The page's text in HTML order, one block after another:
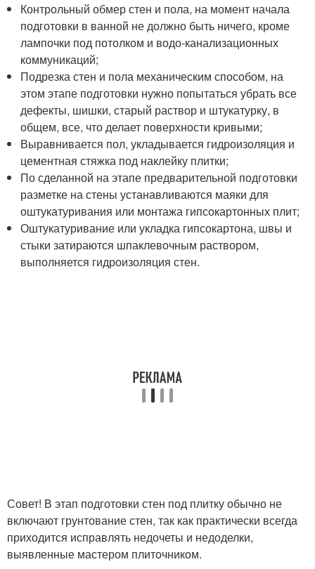
Контрольный обмер стен и пола, на момент начала
подготовки в ванной не должно быть ничего, кроме
лампочки под потолком и водо-канализационных
коммуникаций;
Подрезка стен и пола механическим способом, на
этом этапе подготовки нужно попытаться убрать все
дефекты, шишки, старый раствор и штукатурку, в
общем, все, что делает поверхности кривыми;
Выравнивается пол, укладывается гидроизоляция и
цементная стяжка под наклейку плитки;
По сделанной на этапе предварительной подготовки
разметке на стены устанавливаются маяки для
оштукатуривания или монтажа гипсокартонных плит;
Оштукатуривание или укладка гипсокартона, швы и
стыки затираются шпаклевочным раствором,
выполняется гидроизоляция стен.
Совет! В этап подготовки стен под плитку обычно не
включают грунтование стен, так как практически всегда
приходится исправлять недочеты и недоделки,
выявленные мастером плиточником.